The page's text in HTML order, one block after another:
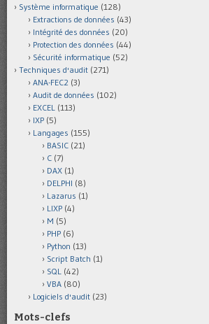
Système informatique (128)
Extractions de données (43)
Intégrité des données (20)
Protection des données (44)
Sécurité informatique (52)
Techniques d'audit (271)
ANA-FEC2 (3)
Audit de données (102)
EXCEL (113)
IXP (5)
Langages (155)
BASIC (21)
C (7)
DAX (1)
DELPHI (8)
Lazarus (1)
LIXP (4)
M (5)
PHP (6)
Python (13)
Script Batch (1)
SQL (42)
VBA (80)
Logiciels d'audit (23)
Mots-clefs